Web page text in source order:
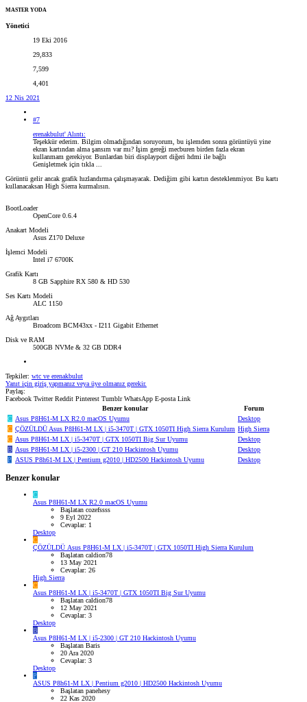
MASTER YODA
Yönetici
19 Eki 2016
29,833
7,599
4,401
12 Nis 2021
#7
erenakbulut' Alıntı:
Teşekkür ederim. Bilgim olmadığından soruyorum, bu işlemden sonra görüntüyü yine
ekran kartından alma şansım var mı? İşim gereği mecburen birden fazla ekran
kullanmam gerekiyor. Bunlardan biri displayport diğeri hdmi ile bağlı
Genişletmek için tıkla ...
Görüntü gelir ancak grafik hızlandırma çalışmayacak. Dediğim gibi kartın desteklenmiyor. Bu kartı
kullanacaksan High Sierra kurmalısın.
BootLoader
OpenCore 0.6.4
Anakart Modeli
Asus Z170 Deluxe
İşlemci Modeli
Intel i7 6700K
Grafik Kartı
8 GB Sapphire RX 580 & HD 530
Ses Kartı Modeli
ALC 1150
Ağ Aygıtları
Broadcom BCM43xx - I211 Gigabit Ethernet
Disk ve RAM
500GB NVMe & 32 GB DDR4
Tepkiler: wtc ve erenakbulut
Yanıt için giriş yapmanız veya üye olmanız gerekir.
Paylaş:
Facebook Twitter Reddit Pinterest Tumblr WhatsApp E-posta Link
Benzer konular
Forum
C Asus P8H61-M LX R2.0 macOS Uyumu
Desktop
C ÇÖZÜLDÜAsus P8H61-M LX | i5-3470T | GTX 1050TI High Sierra Kurulum High Sierra
C Asus P8H61-M LX | i5-3470T | GTX 1050TI Big Sur Uyumu
Desktop
B Asus P8H61-M LX | i5-2300 | GT 210 Hackintosh Uyumu
Desktop
P ASUS P8h61-M LX | Pentium g2010 | HD2500 Hackintosh Uyumu Desktop
Benzer konular
C
Asus P8H61-M LX R2.0 macOS Uyumu
Başlatan cozefssss
9 Eyl 2022
Cevaplar: 1
Desktop
C
ÇÖZÜLDÜ Asus P8H61-M LX | i5-3470T | GTX 1050TI High Sierra Kurulum
Başlatan caldion78
13 May 2021
Cevaplar: 26
High Sierra
C
Asus P8H61-M LX | i5-3470T | GTX 1050TI Big Sur Uyumu
Başlatan caldion78
12 May 2021
Cevaplar: 3
Desktop
B
Asus P8H61-M LX | i5-2300 | GT 210 Hackintosh Uyumu
Başlatan Baris
20 Ara 2020
Cevaplar: 3
Desktop
P
ASUS P8h61-M LX | Pentium g2010 | HD2500 Hackintosh Uyumu
Başlatan panehesy
22 Kas 2020